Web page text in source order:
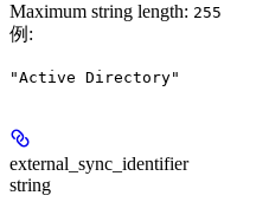
Maximum string length: 255
例 :
"Active Directory"
external_sync_identifier
string